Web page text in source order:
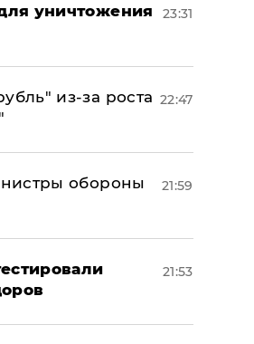
уничтожения
23:31
из-за роста 22:47
обороны
21:59
21:53